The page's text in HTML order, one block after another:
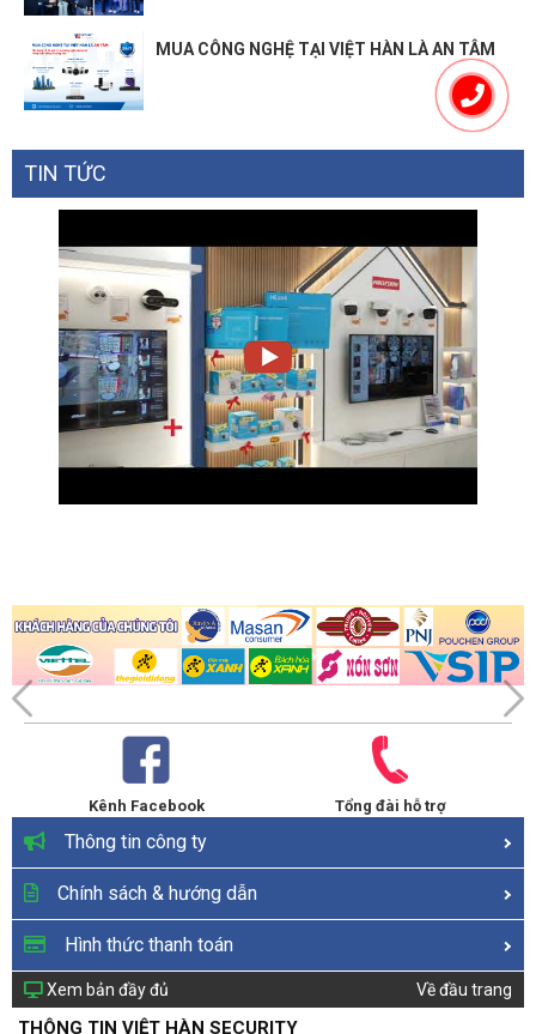
MUA CÔNG NGHỆ TẠI VIỆT HÀN LÀ AN TÂM
TIN TỨC
Kênh Facebook Tổng đài hỗ trợ
Thông tin công ty
Chính sách & hướng dẫn
Hình thức thanh toán
Xem bản đầy đủ Về đầu trang
THÔNG TIN VIỆT HÀN SECURITY